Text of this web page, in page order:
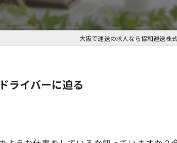
大阪で運送の求人なら協和運送株
ライバーに迫る